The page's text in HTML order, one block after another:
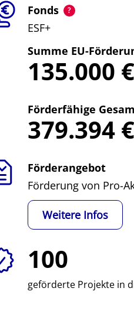
Fonds
ESF+
Summe EU-
135.000
Förderfähige
379.394
Förderangebot
Förderung von Pro-
Weitere Infos
100
geförderte Projekte in